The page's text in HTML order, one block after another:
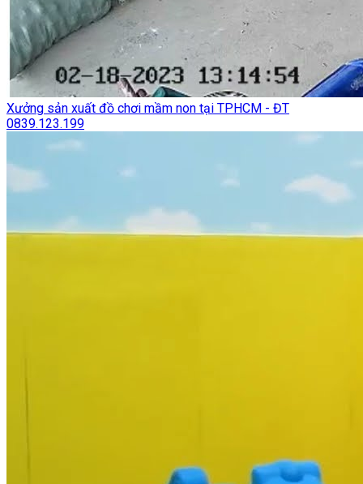
Xưởng sản xuất đồ chơi mầm non tại TPHCM - ĐT
0839.123.199